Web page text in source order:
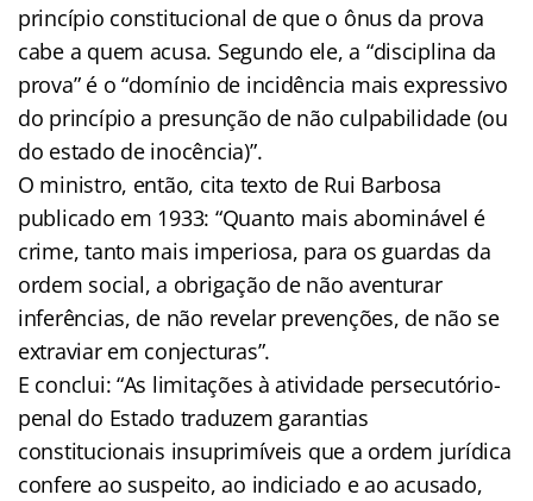
princípio constitucional de que o ônus da prova
cabe a quem acusa. Segundo ele, a “disciplina da
prova” é o “domínio de incidência mais expressivo
do princípio a presunção de não culpabilidade (ou
do estado de inocência)”.
O ministro, então, cita texto de Rui Barbosa
publicado em 1933: “Quanto mais abominável é
crime, tanto mais imperiosa, para os guardas da
ordem social, a obrigação de não aventurar
inferências, de não revelar prevenções, de não se
extraviar em conjecturas”.
E conclui: “As limitações à atividade persecutório-
penal do Estado traduzem garantias
constitucionais insuprimíveis que a ordem jurídica
confere ao suspeito, ao indiciado e ao acusado,